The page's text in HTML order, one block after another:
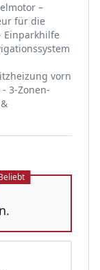
–
für die
Einparkhilfe
vorn
3-Zonen-